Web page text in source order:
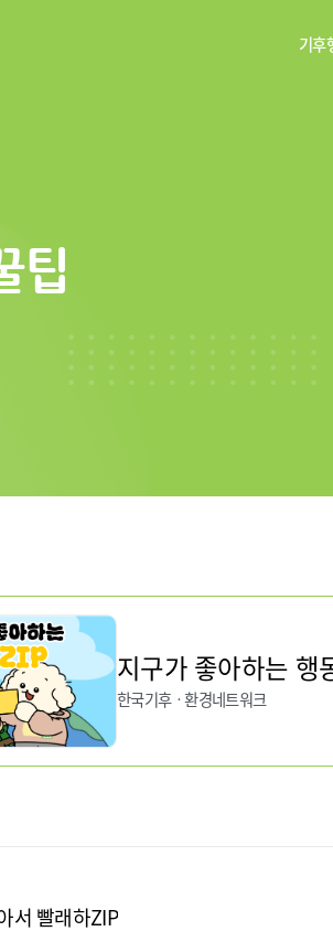
기
팁
지구가 좋아하는 행
한국기후ㆍ환경네트워크
서 빨래하ZIP